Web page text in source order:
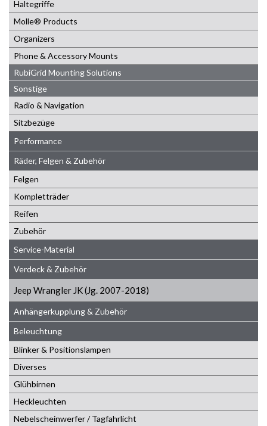
Haltegriffe
Molle® Products
Organizers
Phone & Accessory Mounts
RubiGrid Mounting Solutions
Sonstige
Radio & Navigation
Sitzbezüge
Performance
Räder, Felgen & Zubehör
Felgen
Kompletträder
Reifen
Zubehör
Service-Material
Verdeck & Zubehör
Jeep Wrangler JK (Jg. 2007-2018)
Anhängerkupplung & Zubehör
Beleuchtung
Blinker & Positionslampen
Diverses
Glühbirnen
Heckleuchten
Nebelscheinwerfer / Tagfahrlicht